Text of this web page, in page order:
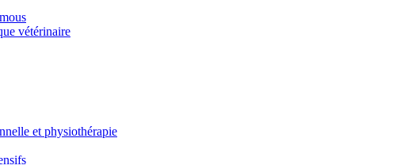
vétérinaire
et physiothérapie